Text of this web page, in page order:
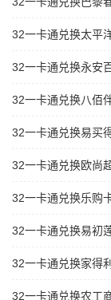
32一卡通兑换太平
32一卡通兑换永安
32一卡通兑换八佰
32一卡通兑换易买
32一卡通兑换欧尚
32一卡通兑换乐购
32一卡通兑换易初
32一卡通兑换家得
32一卡通兑换农工